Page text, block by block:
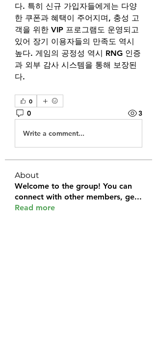
다. 특히 신규 가입자들에게는 다양
한 쿠폰과 혜택이 주어지며, 충성 고
객을 위한 VIP 프로그램도 운영되고
있어 장기 이용자들의 만족도 역시
높다. 게임의 공정성 역시 RNG 인증
과 외부 감사 시스템을 통해 보장된
다.
0
0 3
Write a comment...
About
Welcome to the group! You can
connect with other members, ge...
Read more